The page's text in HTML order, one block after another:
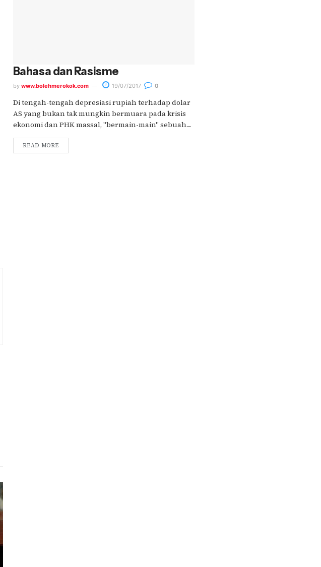
Bahasa dan Rasisme
by www.bolehmerokok.com 19/07/2017 0
Di tengah-tengah depresiasi rupiah terhadap dolar
AS yang bukan tak mungkin bermuara pada krisis
ekonomi dan PHK massal, "bermain-main" sebuah....
READ MORE